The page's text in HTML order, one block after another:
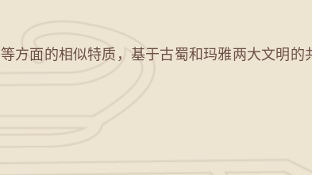
面的相似特质，基于古蜀和玛雅两大文明的